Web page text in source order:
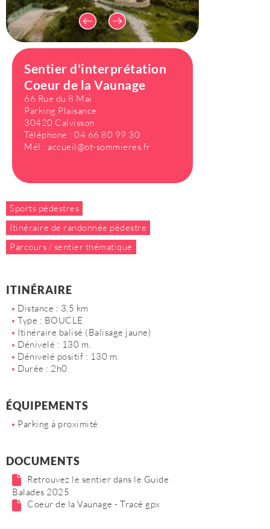
Sentier d'interprétation
Coeur de la Vaunage
66 Rue du 8 Mai
Parking Plaisance
30420 Calvisson
Téléphone : 04 66 80 99 30
Mél : accueil@ot-sommieres.fr
Sports pédestres
Itinéraire de randonnée pédestre
Parcours / sentier thématique
ITINÉRAIRE
Distance : 3,5 km
Type : BOUCLE
Itinéraire balisé (Balisage jaune)
Dénivelé : 130 m.
Dénivelé positif : 130 m.
Durée : 2h0
ÉQUIPEMENTS
Parking à proximité
DOCUMENTS
Retrouvez le sentier dans le Guide
Balades 2025
Coeur de la Vaunage - Tracé gpx